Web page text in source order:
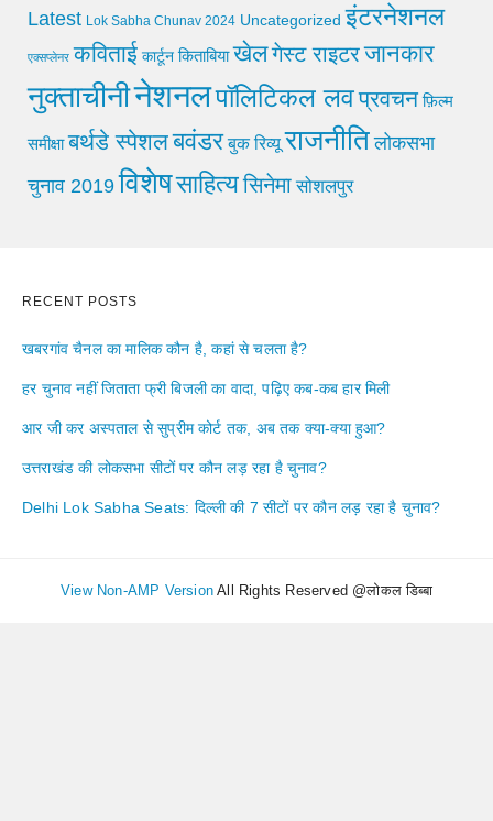
Latest Lok Sabha Chunav 2024 Uncategorized इंटरनेशनल
एक्सप्लेनर कविताई कार्टून किताबिया खेलगेस्ट राइटरजानकार
नुक्ताचीनीनेशनलपॉलिटिकल लवप्रवचन फ़िल्म
समीक्षा बर्थडे स्पेशलबवंडर बुक रिव्यू राजनीति लोकसभा
चुनाव 2019 विशेषसाहित्यसिनेमा सोशलपुर
RECENT POSTS
खबरगांव चैनल का मालिक कौन है, कहां से चलता है?
हर चुनाव नहीं जिताता फ्री बिजली का वादा, पढ़िए कब-कब हार मिली
आर जी कर अस्पताल से सुप्रीम कोर्ट तक, अब तक क्या-क्या हुआ?
उत्तराखंड की लोकसभा सीटों पर कौन लड़ रहा है चुनाव?
Delhi Lok Sabha Seats: दिल्ली की 7 सीटों पर कौन लड़ रहा है चुनाव?
View Non-AMP Version All Rights Reserved @लोकल डिब्बा